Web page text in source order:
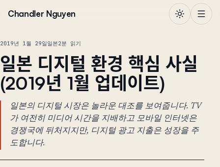
Chandler Nguyen
2019년 1월 29일일본2분 읽기
일본 디지털 환경 핵심 사실
(2019년 1월 업데이트)
일본의 디지털 시장은 놀라운 대조를 보여줍니다. TV
가 여전히 미디어 시간을 지배하고 모바일 인터넷은
경쟁국에 뒤처지지만, 디지털 광고 지출은 성장을 주
도합니다.